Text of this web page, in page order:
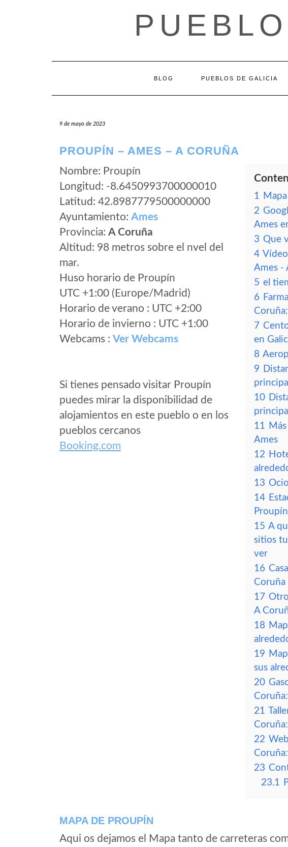
BLOG PUEBLOS DE GALICIA
9 de mayo de 2023
PROUPÍN – AMES – A CORUÑA
Nombre: Proupín
Longitud: -8.6450993700000010
Latitud: 42.8987779500000000
Ayuntamiento: Ames
Provincia: A Coruña
Altitud: 98 metros sobre el nvel del
mar.
Huso horario de Proupín
UTC +1:00 (Europe/Madrid)
Horario de verano : UTC +2:00
Horario de invierno : UTC +1:00
Webcams : Ver Webcams
Si tienes pensado visitar Proupín
puedes mirar la disponibilidad de
alojamientos en este pueblo o en los
pueblos cercanos
Booking.com
1
2
Ames
3 Que
4
Ames -
5 el
6
Coruña:
7
en
8
9
10
11
Ames
12
13
14
Proupín
15 A
sitios
ver
16
Coruña
17
A
18
19
sus
20
Coruña:
21
Coruña:
22
Coruña:
23
23.1
MAPA DE PROUPÍN
Aqui os dejamos el Mapa tanto de carreteras